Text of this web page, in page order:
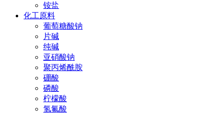
铵盐
化工原料
葡萄糖酸钠
片碱
纯碱
亚硝酸钠
聚丙烯酰胺
硼酸
磷酸
柠檬酸
氢氟酸